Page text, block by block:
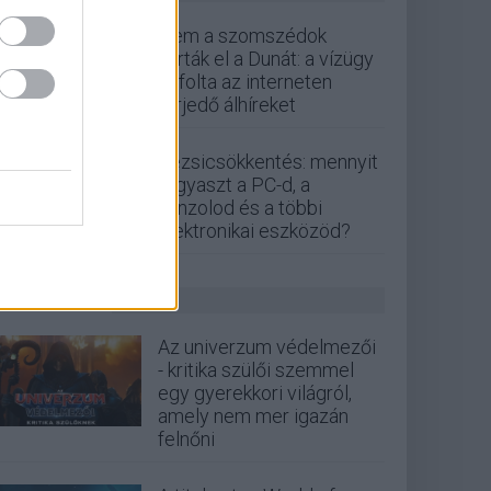
Nem a szomszédok
zárták el a Dunát: a vízügy
cáfolta az interneten
terjedő álhíreket
Rezsicsökkentés: mennyit
fogyaszt a PC-d, a
konzolod és a többi
elektronikai eszközöd?
Az univerzum védelmezői
- kritika szülői szemmel
egy gyerekkori világról,
amely nem mer igazán
felnőni